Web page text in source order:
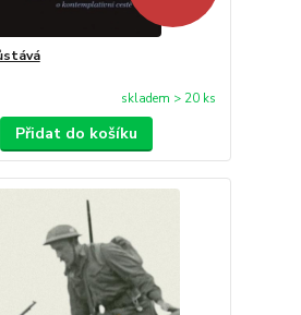
skladem > 20 ks
Přidat do košíku